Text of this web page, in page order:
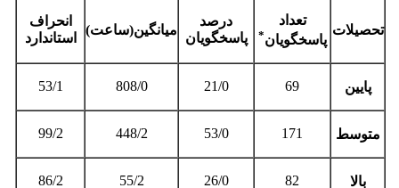
تحصیلات
تعداد
پاسخگویان*
درصد
پاسخگویان
میانگین(ساعت)
انحراف
استاندارد
پایین 69
21/0
808/0
53/1
متوسط 171
53/0
448/2
99/2
بالا 82
26/0
55/2
86/2